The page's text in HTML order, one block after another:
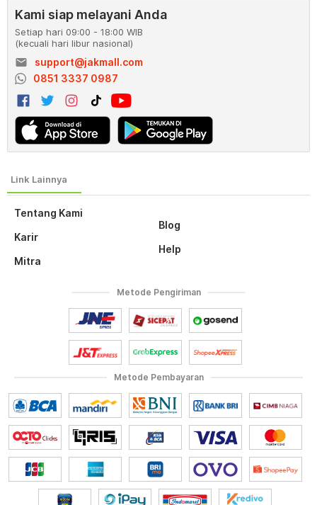
Tentang Kami
Karir
Mitra
Blog
Help
Kami siap melayani Anda
Setiap hari 09:00 - 18:00 WIB
(kecuali hari libur nasional)
email
support@jakmall.com
0851 3337 0987
Metode Pembayaran
Metode Pengiriman